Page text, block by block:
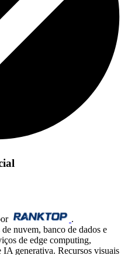
.
nuvem, banco de dados e
de edge computing,
generativa. Recursos visuais